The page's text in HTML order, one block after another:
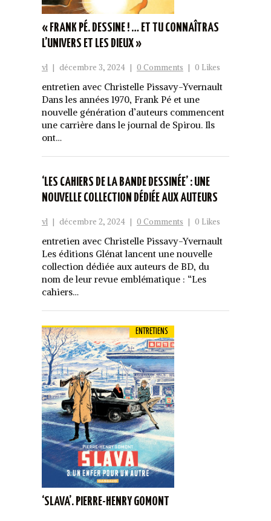
« FRANK PÉ. DESSINE ! … ET TU CONNAÎTRAS
L’UNIVERS ET LES DIEUX »
vl | décembre 3, 2024 | 0 Comments | 0 Likes
entretien avec Christelle Pissavy-Yvernault
Dans les années 1970, Frank Pé et une
nouvelle génération d’auteurs commencent
une carrière dans le journal de Spirou. Ils
ont…
‘LES CAHIERS DE LA BANDE DESSINÉE’ : UNE
NOUVELLE COLLECTION DÉDIÉE AUX AUTEURS
vl | décembre 2, 2024 | 0 Comments | 0 Likes
entretien avec Christelle Pissavy-Yvernault
Les éditions Glénat lancent une nouvelle
collection dédiée aux auteurs de BD, du
nom de leur revue emblématique : “Les
cahiers…
ENTRETIENS
‘SLAVA’. PIERRE-HENRY GOMONT